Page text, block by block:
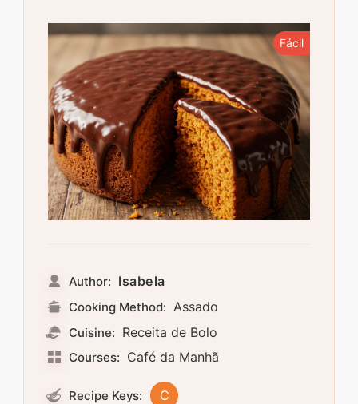
Fácil
Author: Isabela
Cooking Method: Assado
Cuisine: Receita de Bolo
Courses: Café da Manhã
Recipe Keys: C